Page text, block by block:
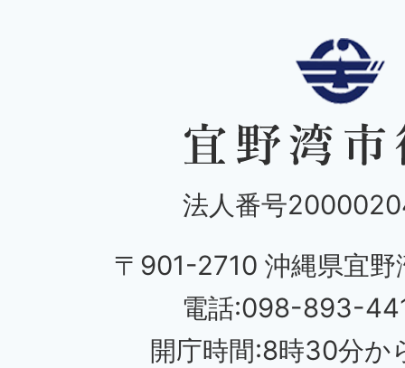
法人番号
〒901-2710 沖縄県宜野
電話:098-893-
開庁時間:8時30分か